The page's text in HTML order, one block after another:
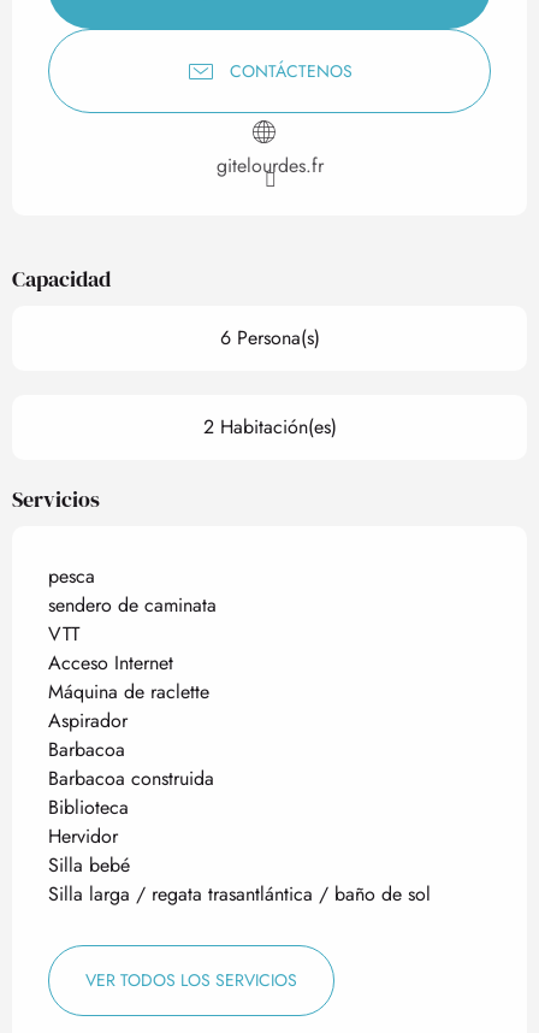
CONTÁCTENOS
gitelourdes.fr
Capacidad
6 Persona(s)
2 Habitación(es)
Servicios
pesca
sendero de caminata
VTT
Acceso Internet
Máquina de raclette
Aspirador
Barbacoa
Barbacoa construida
Biblioteca
Hervidor
Silla bebé
Silla larga / regata trasantlántica / baño de sol
VER TODOS LOS SERVICIOS